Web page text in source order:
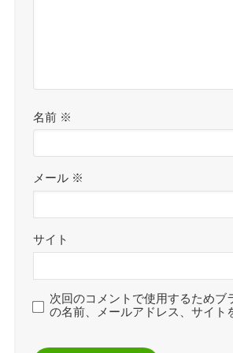
名前 ※
メール ※
サイト
次回のコメントで使用するためブ
の名前、メールアドレス、サイト